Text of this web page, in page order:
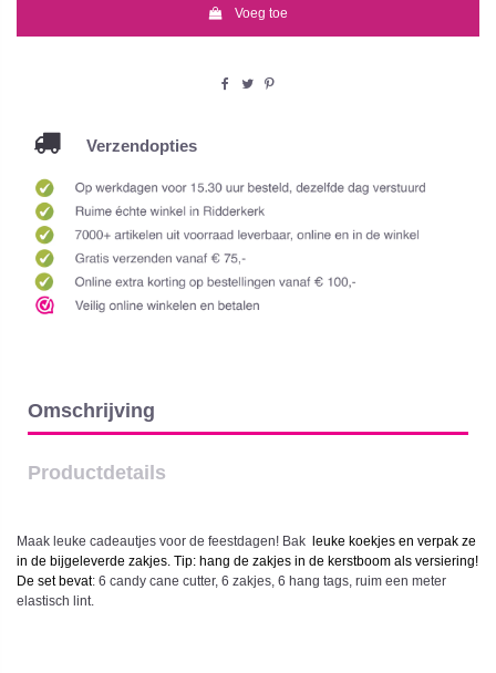
Voeg toe
Verzendopties
Omschrijving
Productdetails
Maak leuke cadeautjes voor de feestdagen! Bak leuke koekjes en verpak ze
in de bijgeleverde zakjes. Tip: hang de zakjes in de kerstboom als versiering!
De set bevat: 6 candy cane cutter, 6 zakjes, 6 hang tags, ruim een meter
elastisch lint.